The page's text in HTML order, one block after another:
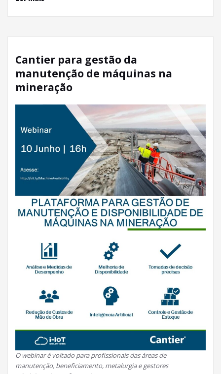
Cantier para gestão da
manutenção de máquinas na
mineração
O webinar é voltado para profissionais das áreas de
manutenção, beneficiamento, metalurgia e gestores